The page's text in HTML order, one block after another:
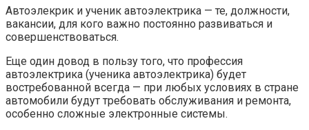
Автоэлекрик и ученик автоэлектрика — те, должности,
вакансии, для кого важно постоянно развиваться и
совершенствоваться.
Еще один довод в пользу того, что профессия
автоэлектрика (ученика автоэлектрика) будет
востребованной всегда — при любых условиях в стране
автомобили будут требовать обслуживания и ремонта,
особенно сложные электронные системы.